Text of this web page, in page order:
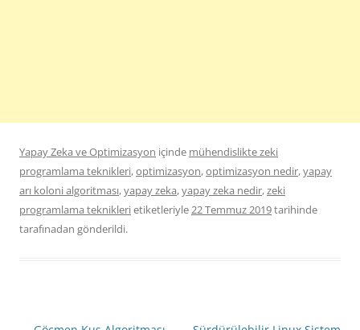
Yapay Zeka ve Optimizasyon içinde mühendislikte zeki
programlama teknikleri,optimizasyon,optimizasyon nedir,yapay
arı koloni algoritması,yapay zeka,yapay zeka nedir,zeki
programlama tekniklerietiketleriyle22 Temmuz 2019tarihinde
tarafınadan gönderildi.